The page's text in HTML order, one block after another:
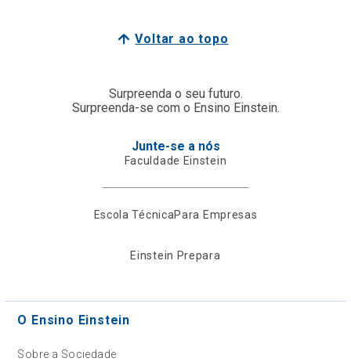
Voltar ao topo
Surpreenda o seu futuro.
Surpreenda-se com o Ensino Einstein.
Junte-se a nós
Faculdade Einstein
Escola TécnicaPara Empresas
Einstein Prepara
O Ensino Einstein
Sobre a Sociedade